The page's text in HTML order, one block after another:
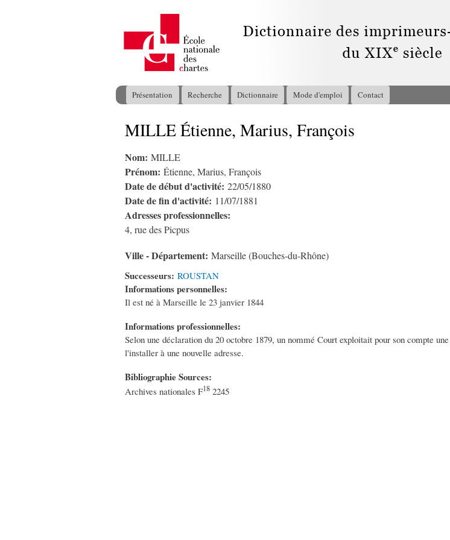
principal
Menu principal
Présentation Recherche Dictionnaire Mode d'emploi Contact
Vous êtes ici
MILLE Étienne, Marius, François
Nom: MILLE
Prénom: Étienne, Marius, François
Date de début d'activité: 22/05/1880
Date de fin d'activité: 11/07/1881
Adresses professionnelles:
4, rue des Picpus
Ville - Département: Marseille (Bouches-du-Rhône)
Successeurs: ROUSTAN
Informations personnelles:
Il est né à Marseille le 23 janvier 1844
Informations professionnelles:
Selon une déclaration du 20 octobre 1879, un nommé Court exploitait pour son compte
l'installer à une nouvelle adresse.
Bibliographie Sources:
Archives nationales F18 2245